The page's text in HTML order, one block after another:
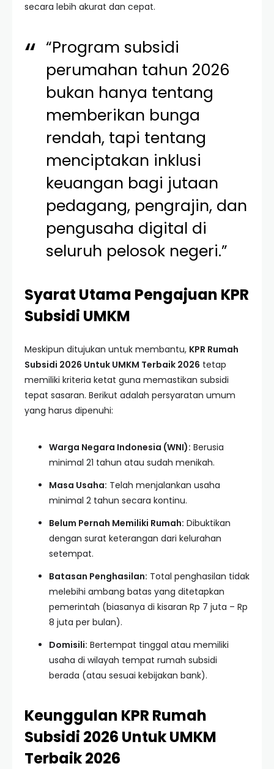
secara lebih akurat dan cepat.
“Program subsidi
perumahan tahun 2026
bukan hanya tentang
memberikan bunga
rendah, tapi tentang
menciptakan inklusi
keuangan bagi jutaan
pedagang, pengrajin, dan
pengusaha digital di
seluruh pelosok negeri.”
Syarat Utama Pengajuan KPR
Subsidi UMKM
Meskipun ditujukan untuk membantu, KPR Rumah
Subsidi 2026 Untuk UMKM Terbaik 2026 tetap
memiliki kriteria ketat guna memastikan subsidi
tepat sasaran. Berikut adalah persyaratan umum
yang harus dipenuhi:
Warga Negara Indonesia (WNI): Berusia
minimal 21 tahun atau sudah menikah.
Masa Usaha: Telah menjalankan usaha
minimal 2 tahun secara kontinu.
Belum Pernah Memiliki Rumah: Dibuktikan
dengan surat keterangan dari kelurahan
setempat.
Batasan Penghasilan: Total penghasilan tidak
melebihi ambang batas yang ditetapkan
pemerintah (biasanya di kisaran Rp 7 juta – Rp
8 juta per bulan).
Domisili: Bertempat tinggal atau memiliki
usaha di wilayah tempat rumah subsidi
berada (atau sesuai kebijakan bank).
Keunggulan KPR Rumah
Subsidi 2026 Untuk UMKM
Terbaik 2026